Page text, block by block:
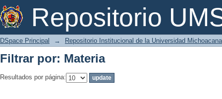
Repositorio
Filtrar por: Materia
DSpace Principal → Repositorio Institucional de la Universidad
Filtrar por: Materia
Resultados por página: